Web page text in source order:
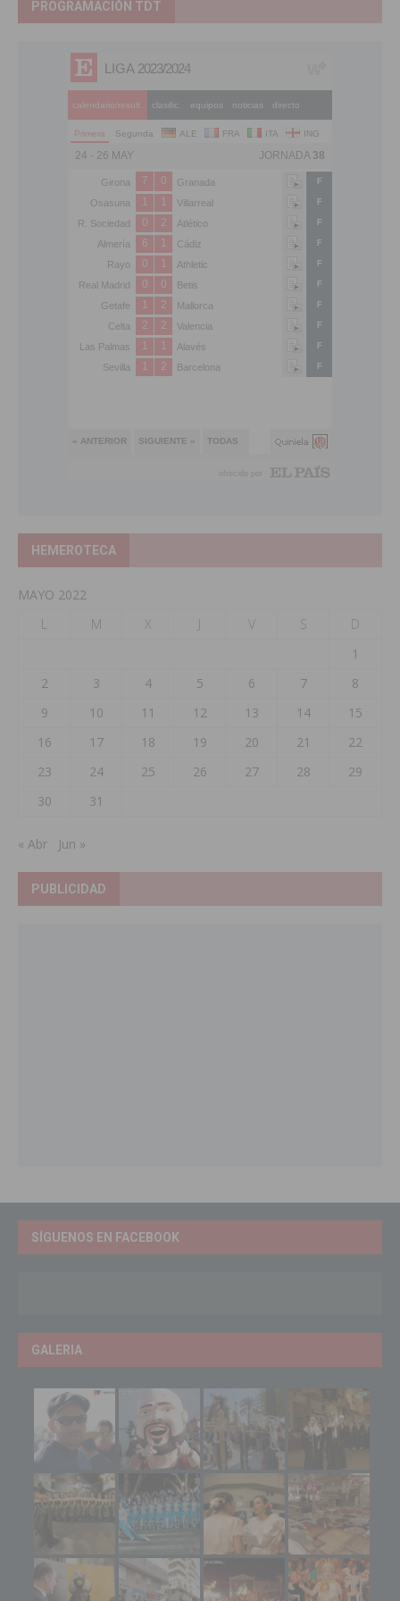
PROGRAMACIÓN TDT
HEMEROTECA
MAYO 2022
L
M X J V S
D
1
2
3 4 5 6 7
8
9
10 11 12 13 14
15
16
17 18 19 20 21
22
23
24 25 26 27 28
29
30
31
« Abr Jun »
PUBLICIDAD
SÍGUENOS EN FACEBOOK
GALERIA